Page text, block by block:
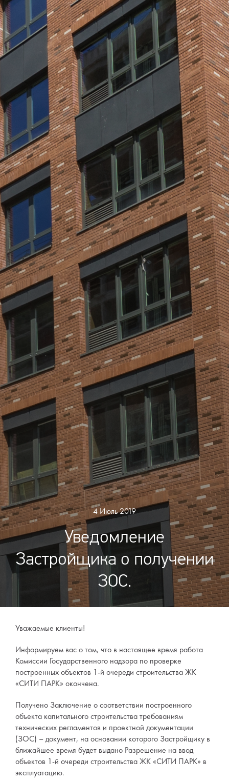
4 Июль 2019
Уведомление
Застройщика о получении
ЗОС.
Уважаемые клиенты!
Информируем вас о том, что в настоящее время работа
Комиссии Государственного надзора по проверке
построенных объектов 1-й очереди строительства ЖК
«СИТИ ПАРК» окончена.
Получено Заключение о соответствии построенного
объекта капитального строительства требованиям
технических регламентов и проектной документации
(ЗОС) – документ, на основании которого Застройщику в
ближайшее время будет выдано Разрешение на ввод
объектов 1-й очереди строительства ЖК «СИТИ ПАРК» в
эксплуатацию.